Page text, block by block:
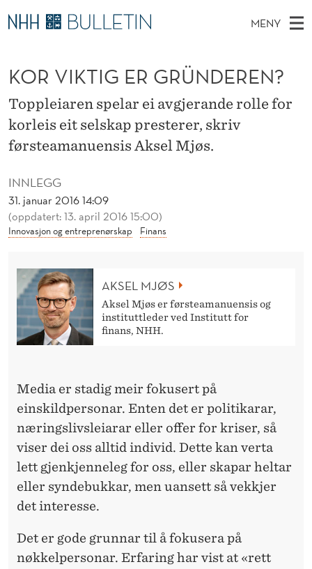
K
O
R
V
K
G
E
MENY
V
E
D
M
N
Y
K
I
E
T
T
S
T
E
T
Stipendiater og nye forskerprofiler
Disputaser
Ekspertutvalg
Om Bulletin
INNLEGG
31. januar 2016 14:09
(oppdatert: 13. april 2016 15:00)
Innovasjon og entreprenørskap Finans
KOR VIKTIG ER GRÜNDEREN?
Toppleiaren spelar ei avgjerande rolle for
korleis eit selskap presterer, skriv
førsteamanuensis Aksel Mjøs.
AKSEL MJØS
Aksel Mjøs er førsteamanuensis og
instituttleder ved Institutt for
finans, NHH.
Media er stadig meir fokusert på
einskildpersonar. Enten det er politikarar,
næringslivsleiarar eller offer for kriser, så
viser dei oss alltid individ. Dette kan verta
lett gjenkjenneleg for oss, eller skapar heltar
eller syndebukkar, men uansett så vekkjer
det interesse.
Det er gode grunnar til å fokusera på
nøkkelpersonar. Erfaring har vist at «rett